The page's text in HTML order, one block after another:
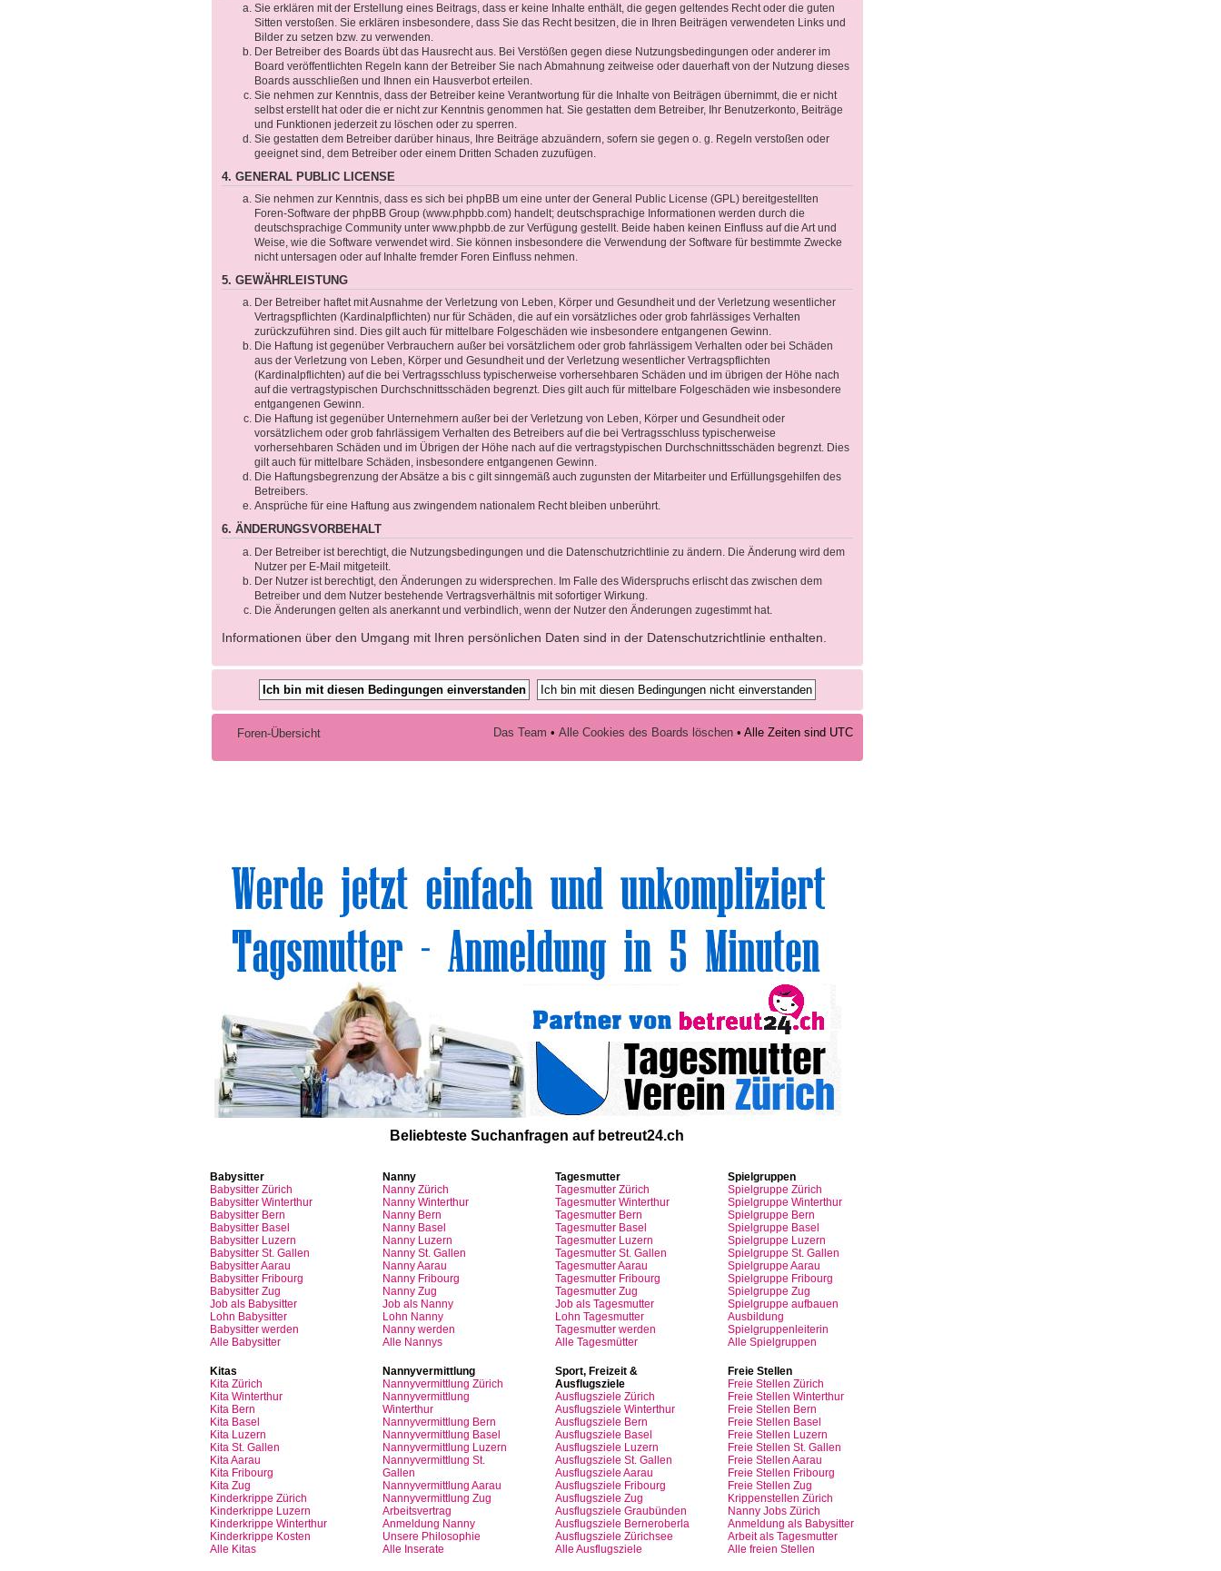
Sie erklären mit der Erstellung eines Beitrags, dass er keine Inhalte enthält, die gegen geltendes Recht oder die guten
Sitten verstoßen. Sie erklären insbesondere, dass Sie das Recht besitzen, die in Ihren Beiträgen verwendeten Links und
Bilder zu setzen bzw. zu verwenden.
Der Betreiber des Boards übt das Hausrecht aus. Bei Verstößen gegen diese Nutzungsbedingungen oder anderer im
Board veröffentlichten Regeln kann der Betreiber Sie nach Abmahnung zeitweise oder dauerhaft von der Nutzung dieses
Boards ausschließen und Ihnen ein Hausverbot erteilen.
Sie nehmen zur Kenntnis, dass der Betreiber keine Verantwortung für die Inhalte von Beiträgen übernimmt, die er nicht
selbst erstellt hat oder die er nicht zur Kenntnis genommen hat. Sie gestatten dem Betreiber, Ihr Benutzerkonto, Beiträge
und Funktionen jederzeit zu löschen oder zu sperren.
Sie gestatten dem Betreiber darüber hinaus, Ihre Beiträge abzuändern, sofern sie gegen o. g. Regeln verstoßen oder
geeignet sind, dem Betreiber oder einem Dritten Schaden zuzufügen.
4. GENERAL PUBLIC LICENSE
Sie nehmen zur Kenntnis, dass es sich bei phpBB um eine unter der General Public License (GPL) bereitgestellten
Foren-Software der phpBB Group (www.phpbb.com) handelt; deutschsprachige Informationen werden durch die
deutschsprachige Community unter www.phpbb.de zur Verfügung gestellt. Beide haben keinen Einfluss auf die Art und
Weise, wie die Software verwendet wird. Sie können insbesondere die Verwendung der Software für bestimmte Zwecke
nicht untersagen oder auf Inhalte fremder Foren Einfluss nehmen.
5. GEWÄHRLEISTUNG
Der Betreiber haftet mit Ausnahme der Verletzung von Leben, Körper und Gesundheit und der Verletzung wesentlicher
Vertragspflichten (Kardinalpflichten) nur für Schäden, die auf ein vorsätzliches oder grob fahrlässiges Verhalten
zurückzuführen sind. Dies gilt auch für mittelbare Folgeschäden wie insbesondere entgangenen Gewinn.
Die Haftung ist gegenüber Verbrauchern außer bei vorsätzlichem oder grob fahrlässigem Verhalten oder bei Schäden
aus der Verletzung von Leben, Körper und Gesundheit und der Verletzung wesentlicher Vertragspflichten
(Kardinalpflichten) auf die bei Vertragsschluss typischerweise vorhersehbaren Schäden und im übrigen der Höhe nach
auf die vertragstypischen Durchschnittsschäden begrenzt. Dies gilt auch für mittelbare Folgeschäden wie insbesondere
entgangenen Gewinn.
Die Haftung ist gegenüber Unternehmern außer bei der Verletzung von Leben, Körper und Gesundheit oder
vorsätzlichem oder grob fahrlässigem Verhalten des Betreibers auf die bei Vertragsschluss typischerweise
vorhersehbaren Schäden und im Übrigen der Höhe nach auf die vertragstypischen Durchschnittsschäden begrenzt. Dies
gilt auch für mittelbare Schäden, insbesondere entgangenen Gewinn.
Die Haftungsbegrenzung der Absätze a bis c gilt sinngemäß auch zugunsten der Mitarbeiter und Erfüllungsgehilfen des
Betreibers.
Ansprüche für eine Haftung aus zwingendem nationalem Recht bleiben unberührt.
6. ÄNDERUNGSVORBEHALT
Der Betreiber ist berechtigt, die Nutzungsbedingungen und die Datenschutzrichtlinie zu ändern. Die Änderung wird dem
Nutzer per E-Mail mitgeteilt.
Der Nutzer ist berechtigt, den Änderungen zu widersprechen. Im Falle des Widerspruchs erlischt das zwischen dem
Betreiber und dem Nutzer bestehende Vertragsverhältnis mit sofortiger Wirkung.
Die Änderungen gelten als anerkannt und verbindlich, wenn der Nutzer den Änderungen zugestimmt hat.
Informationen über den Umgang mit Ihren persönlichen Daten sind in der Datenschutzrichtlinie enthalten.
Foren-Übersicht Das Team • Alle Cookies des Boards löschen• Alle Zeiten sind UTC
Beliebteste Suchanfragen aufbetreut24.ch
Babysitter
Babysitter Zürich
Babysitter Winterthur
Babysitter Bern
Babysitter Basel
Babysitter Luzern
Babysitter St. Gallen
BabysitterAarau
Babysitter Fribourg
Babysitter Zug
Job alsBabysitter
Lohn Babysitter
Babysitter werden
Alle Babysitter
Nanny
Nanny Zürich
Nanny Winterthur
Nanny Bern
Nanny Basel
Nanny Luzern
Nanny St. Gallen
NannyAarau
Nanny Fribourg
Nanny Zug
Job alsNanny
Lohn Nanny
Nanny werden
Alle Nannys
Tagesmutter
Tagesmutter Zürich
TagesmutterWinterthur
TagesmutterBern
TagesmutterBasel
Tagesmutter Luzern
TagesmutterSt. Gallen
TagesmutterAarau
Tagesmutter Fribourg
Tagesmutter Zug
Job als Tagesmutter
Lohn Tagesmutter
Tagesmutter werden
Alle Tagesmütter
Spielgruppen
Spielgruppe Zürich
Spielgruppe Winterthur
Spielgruppe Bern
Spielgruppe Basel
Spielgruppe Luzern
Spielgruppe St. Gallen
Spielgruppe Aarau
Spielgruppe Fribourg
Spielgruppe Zug
Spielgruppe aufbauen
Ausbildung
Spielgruppenleiterin
Alle Spielgruppen
Kitas
Kita Zürich
Kita Winterthur
Kita Bern
Kita Basel
Kita Luzern
Kita St. Gallen
Kita Aarau
Kita Fribourg
Kita Zug
Kinderkrippe Zürich
Kinderkrippe Luzern
Kinderkrippe Winterthur
Kinderkrippe Kosten
Alle Kitas
Nannyvermittlung
Nannyvermittlung Zürich
Nannyvermittlung
Winterthur
Nannyvermittlung Bern
Nannyvermittlung Basel
Nannyvermittlung Luzern
Nannyvermittlung St.
Gallen
Nannyvermittlung Aarau
Nannyvermittlung Zug
Arbeitsvertrag
Anmeldung Nanny
Unsere Philosophie
Alle Inserate
Sport, Freizeit&
Ausflugsziele
Ausflugsziele Zürich
Ausflugsziele Winterthur
Ausflugsziele Bern
Ausflugsziele Basel
Ausflugsziele Luzern
Ausflugsziele St. Gallen
Ausflugsziele Aarau
Ausflugsziele Fribourg
Ausflugsziele Zug
Ausflugsziele Graubünden
Ausflugsziele Berneroberla
Ausflugsziele Zürichsee
Alle Ausflugsziele
Freie Stellen
Freie Stellen Zürich
Freie Stellen Winterthur
Freie Stellen Bern
Freie Stellen Basel
Freie Stellen Luzern
Freie Stellen St. Gallen
Freie Stellen Aarau
Freie Stellen Fribourg
Freie Stellen Zug
Krippenstellen Zürich
Nanny Jobs Zürich
Anmeldung alsBabysitter
Arbeit als Tagesmutter
Alle freien Stellen